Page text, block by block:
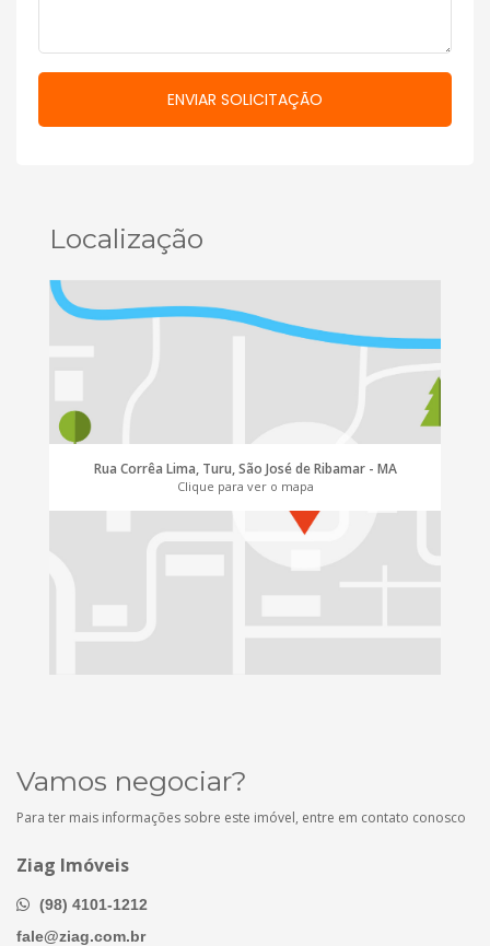
Localização
Rua Corrêa Lima, Turu, São José de Ribamar - MA
Clique para ver o mapa
Vamos negociar?
Para ter mais informações sobre este imóvel, entre em contato conosco
Ziag Imóveis
(98) 4101-1212
fale@ziag.com.br